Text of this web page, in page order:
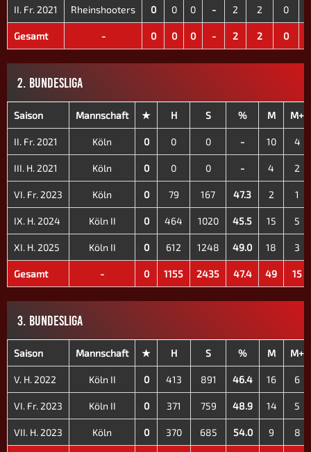
II. Fr. 2021 Rheinshooters 0 0 0 - 2 2 0
Gesamt - 0 0 0 - 2 2 0
2. BUNDESLIGA
Saison Mannschaft ★ H S % M M+
II. Fr. 2021 Köln 0 0 0 - 10 4
III. H. 2021 Köln 0 0 0 - 4 2
VI. Fr. 2023 Köln 0 79 167 47.3 2 1
IX. H. 2024 Köln II 0 464 1020 45.5 15 5
XI. H. 2025 Köln II 0 612 1248 49.0 18 3
Gesamt - 0 1155 2435 47.4 49 15
3. BUNDESLIGA
Saison Mannschaft ★ H S % M M+
V. H. 2022 Köln II 0 413 891 46.4 16 6
VI. Fr. 2023 Köln II 0 371 759 48.9 14 5
VII. H. 2023 Köln 0 370 685 54.0 9 8